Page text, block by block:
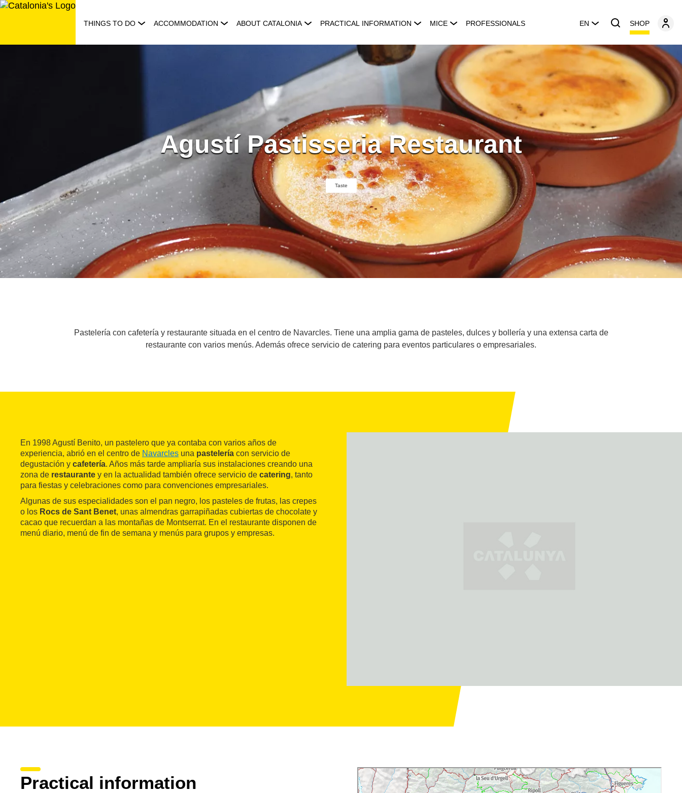
Skip
THINGS TO DO ACCOMMODATION ABOUT CATALONIA PRACTICAL INFORMATION MICE PROFESSIONALS EN SHOP
Agustí Pastisseria Restaurant
Taste
Pastelería con cafetería y restaurante situada en el centro de Navarcles. Tiene una amplia gama de pasteles, dulces y bollería y una extensa carta de
restaurante con varios menús. Además ofrece servicio de catering para eventos particulares o empresariales.
En 1998 Agustí Benito, un pastelero que ya contaba con varios años de
experiencia, abrió en el centro de Navarcles una pastelería con servicio de
degustación y cafetería. Años más tarde ampliaría sus instalaciones creando una
zona de restaurante y en la actualidad también ofrece servicio de catering, tanto
para fiestas y celebraciones como para convenciones empresariales.
Algunas de sus especialidades son el pan negro, los pasteles de frutas, las crepes
o los Rocs de Sant Benet, unas almendras garrapiñadas cubiertas de chocolate y
cacao que recuerdan a las montañas de Montserrat. En el restaurante disponen de
menú diario, menú de fin de semana y menús para grupos y empresas.
Practical information